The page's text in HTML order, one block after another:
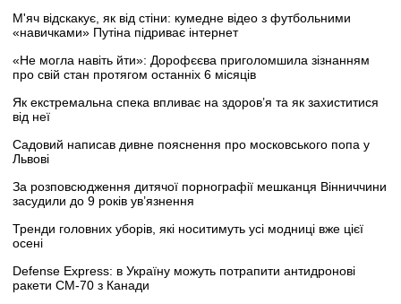
М'яч відскакує, як від стіни: кумедне відео з футбольними
«навичками» Путіна підриває інтернет
«Не могла навіть йти»: Дорофєєва приголомшила зізнанням
про свій стан протягом останніх 6 місяців
Як екстремальна спека впливає на здоров’я та як захиститися
від неї
Садовий написав дивне пояснення про московського попа у
Львові
За розповсюдження дитячої порнографії мешканця Вінниччини
засудили до 9 років ув’язнення
Тренди головних уборів, які носитимуть усі модниці вже цієї
осені
Defense Express: в Україну можуть потрапити антидронові
ракети CM-70 з Канади